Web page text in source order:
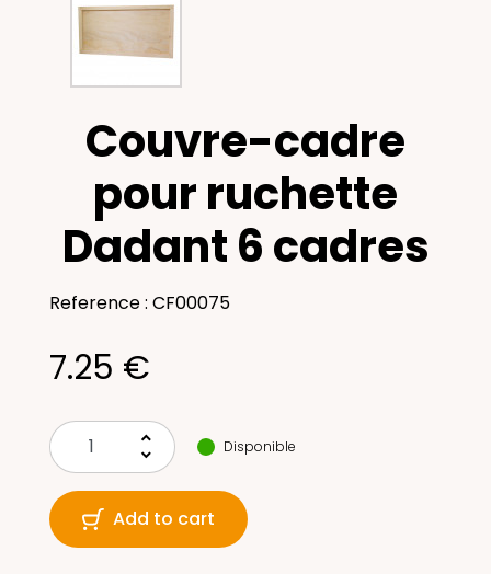
Couvre-cadre
pour ruchette
Dadant 6 cadres
Reference : CF00075
7.25 €
keyboard_arrow_up
keyboard_arrow_down
Disponible
Add to cart